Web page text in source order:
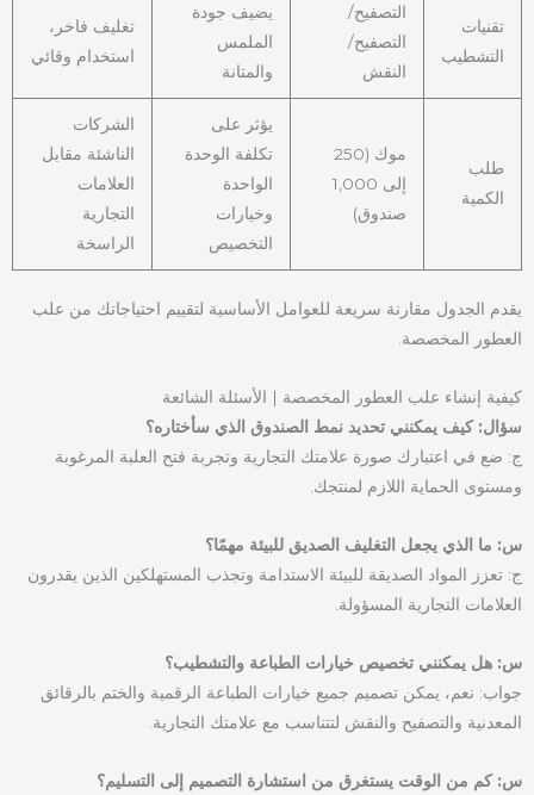
تقنيات
التشطيب
التصفيح/
التصفيح/
النقش
يضيف جودة
الملمس
والمتانة
تغليف فاخر،
استخدام وقائي
طلب
الكمية
موك (250
إلى 1,000
صندوق)
يؤثر على
تكلفة الوحدة
الواحدة
وخيارات
التخصيص
الشركات
الناشئة مقابل
العلامات
التجارية
الراسخة
يقدم الجدول مقارنة سريعة للعوامل الأساسية لتقييم احتياجاتك من علب
العطور المخصصة.
كيفية إنشاء علب العطور المخصصة | الأسئلة الشائعة
سؤال: كيف يمكنني تحديد نمط الصندوق الذي سأختاره؟
ج: ضع في اعتبارك صورة علامتك التجارية وتجربة فتح العلبة المرغوبة
ومستوى الحماية اللازم لمنتجك.
س: ما الذي يجعل التغليف الصديق للبيئة مهمًا؟
ج: تعزز المواد الصديقة للبيئة الاستدامة وتجذب المستهلكين الذين يقدرون
العلامات التجارية المسؤولة.
س: هل يمكنني تخصيص خيارات الطباعة والتشطيب؟
جواب: نعم، يمكن تصميم جميع خيارات الطباعة الرقمية والختم بالرقائق
المعدنية والتصفيح والنقش لتتناسب مع علامتك التجارية.
س: كم من الوقت يستغرق من استشارة التصميم إلى التسليم؟